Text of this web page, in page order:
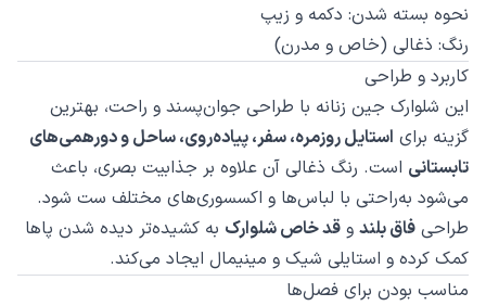
نحوه بسته شدن: دکمه و زیپ
رنگ: ذغالی (خاص و مدرن)
کاربرد و طراحی
این شلوارک جین زنانه با طراحی جوان‌پسند و راحت، بهترین
گزینه برای استایل روزمره، سفر، پیاده‌روی، ساحل و دورهمی‌های
تابستانی است. رنگ ذغالی آن علاوه بر جذابیت بصری، باعث
می‌شود به‌راحتی با لباس‌ها و اکسسوری‌های مختلف ست شود.
طراحی فاق بلند و قد خاص شلوارک به کشیده‌تر دیده شدن پاها
کمک کرده و استایلی شیک و مینیمال ایجاد می‌کند.
مناسب بودن برای فصل‌ها